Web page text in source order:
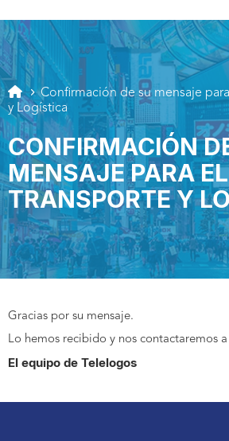
Confirmación de su mensaje
y Logística
CONFIRMACIÓN
MENSAJE PARA
TRANSPORTE Y
Gracias por su mensaje.
Lo hemos recibido y nos contactaremos
El equipo de Telelogos